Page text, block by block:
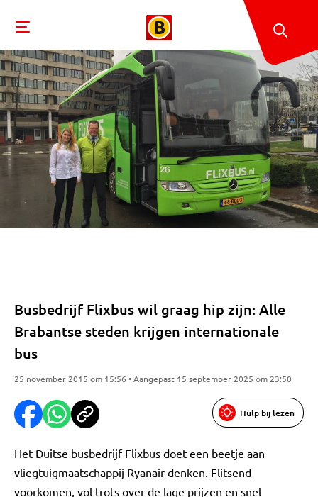
Busbedrijf Flixbus wil graag hip zijn: Alle
Brabantse steden krijgen internationale
bus
25 november 2015 om 15:56 • Aangepast 15 september 2025 om 23:50
Hulp bij lezen
Het Duitse busbedrijf Flixbus doet een beetje aan
vliegtuigmaatschappij Ryanair denken. Flitsend
voorkomen, vol trots over de lage prijzen en snel